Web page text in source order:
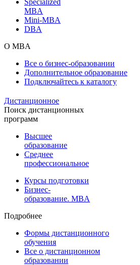
MBA
Mini-MBA
DBA
О MBA
Все о бизнес-образовании
Дополнительное образование
Подключайтесь к каталогу
Дистанционное
Поиск дистанционных
программ
Высшее
образование
Среднее
профессиональное
Курсы подготовки
Бизнес-
образование. MBA
Подробнее
Формы дистанционного
обучения
Все о дистанционном
образовании